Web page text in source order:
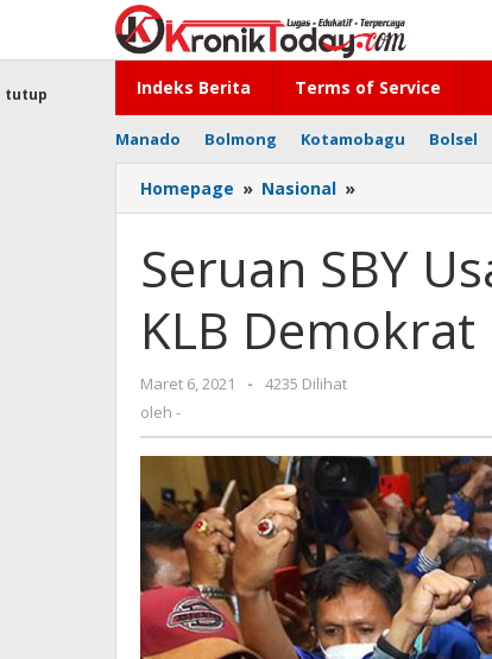
konten
Indeks Berita Terms of Service
Manado Bolmong Kotamobagu Bolsel
tutup
Homepage » Nasional »
SBY
Moeldoko
Jadi
Ketum
KLB
Seruan SBY
KLB Demokrat
Maret 6, 2021
oleh
-
4235 Dilihat
oleh -